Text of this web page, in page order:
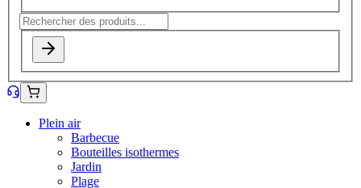
Plein air
Barbecue
Bouteilles isothermes
Jardin
Plage